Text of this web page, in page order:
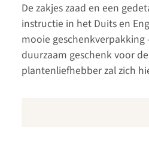
De zakjes zaad en een
instructie in het Duits en
mooie geschenkverpakking
duurzaam geschenk voor
plantenliefhebber zal zich